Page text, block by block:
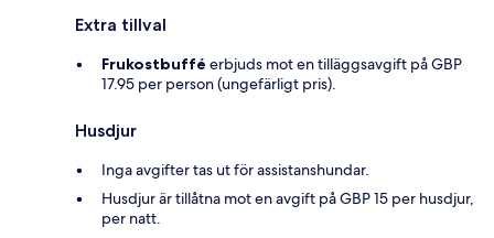
Extra tillval
Frukostbuffé erbjuds mot en tilläggsavgift på GBP
17.95 per person (ungefärligt pris).
Husdjur
Inga avgifter tas ut för assistanshundar.
Husdjur är tillåtna mot en avgift på GBP 15 per husdjur,
per natt.